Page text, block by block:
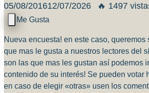
05/08/201612/07/2026 🔥 1497
Nueva encuesta! en este caso, queremos
que mas le gusta a nuestros lectores del
son las que mas les gustan así podemos
contenido de su interés! Se pueden votar
en caso de elegir «otras» usen los